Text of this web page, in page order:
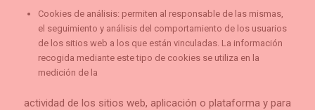
Cookies de análisis: permiten al responsable de las mismas,
el seguimiento y análisis del comportamiento de los usuarios
de los sitios web a los que están vinculadas. La información
recogida mediante este tipo de cookies se utiliza en la
medición de la
actividad de los sitios web, aplicación o plataforma y para